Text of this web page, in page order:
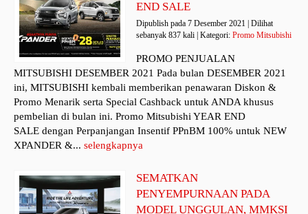
END SALE
Dipublish pada 7 Desember 2021 | Dilihat
sebanyak 837 kali | Kategori:Promo Mitsubishi
PROMO PENJUALAN
MITSUBISHI DESEMBER 2021 Pada bulan DESEMBER 2021
ini, MITSUBISHI kembali memberikan penawaran Diskon &
Promo Menarik serta Special Cashback untuk ANDA khusus
pembelian di bulan ini. Promo Mitsubishi YEAR END
SALE dengan Perpanjangan Insentif PPnBM 100% untuk NEW
XPANDER &... selengkapnya
SEMATKAN
PENYEMPURNAAN PADA
MODEL UNGGULAN, MMKSI